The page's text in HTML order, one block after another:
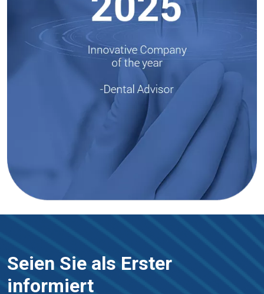
Seien Sie als Erster
informiert